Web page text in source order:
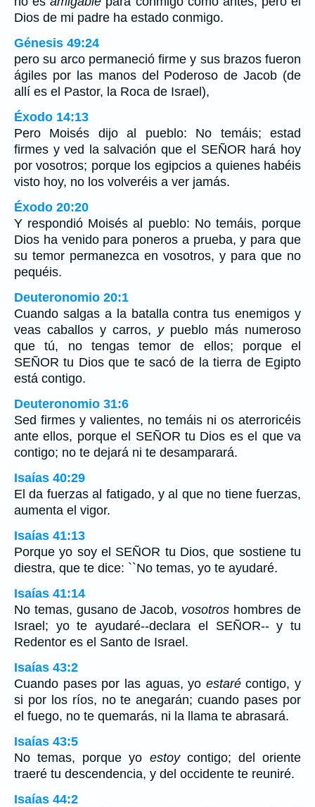
Dios de mi padre ha estado conmigo.
Génesis 49:24
pero su arco permaneció firme y sus brazos fueron
ágiles por las manos del Poderoso de Jacob (de
allí es el Pastor, la Roca de Israel),
Éxodo 14:13
Pero Moisés dijo al pueblo: No temáis; estad
firmes y ved la salvación que el SEÑOR hará hoy
por vosotros; porque los egipcios a quienes habéis
visto hoy, no los volveréis a ver jamás.
Éxodo 20:20
Y respondió Moisés al pueblo: No temáis, porque
Dios ha venido para poneros a prueba, y para que
su temor permanezca en vosotros, y para que no
pequéis.
Deuteronomio 20:1
Cuando salgas a la batalla contra tus enemigos y
veas caballos y carros, ypueblo más numeroso
que tú, no tengas temor de ellos; porque el
SEÑOR tu Dios que te sacó de la tierra de Egipto
está contigo.
Deuteronomio 31:6
Sed firmes y valientes, no temáis ni os aterroricéis
ante ellos, porque el SEÑOR tu Dios es el que va
contigo; no te dejará ni te desamparará.
Isaías 40:29
El da fuerzas al fatigado, y al que no tiene fuerzas,
aumenta el vigor.
Isaías 41:13
Porque yo soy el SEÑOR tu Dios, que sostiene tu
diestra, que te dice: ``No temas, yo te ayudaré.
Isaías 41:14
No temas, gusano de Jacob, vosotros hombres de
Israel; yo te ayudaré--declara el SEÑOR-- y tu
Redentor es el Santo de Israel.
Isaías 43:2
Cuando pases por las aguas, yo estarécontigo, y
si por los ríos, no te anegarán; cuando pases por
el fuego, no te quemarás, ni la llama te abrasará.
Isaías 43:5
No temas, porque yo estoycontigo; del oriente
traeré tu descendencia, y del occidente te reuniré.
Isaías 44:2